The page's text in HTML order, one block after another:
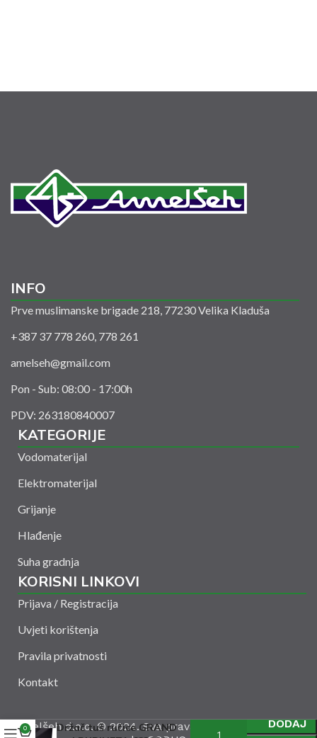
INFO
Prve muslimanske brigade 218, 77230 Velika Kladuša
+387 37 778 260, 778 261
amelseh@gmail.com
Pon - Sub: 08:00 - 17:00h
PDV: 263180840007
KATEGORIJE
Vodomaterijal
Elektromaterijal
Grijanje
Hlađenje
Suha gradnja
KORISNI LINKOVI
Prijava / Registracija
Uvjeti korištenja
Pravila privatnosti
Kontakt
Amelšeh d.o.o. © 2024. Sva prava zadržana. Powered
Držač tuš ručice GRAND
DODAJ
0